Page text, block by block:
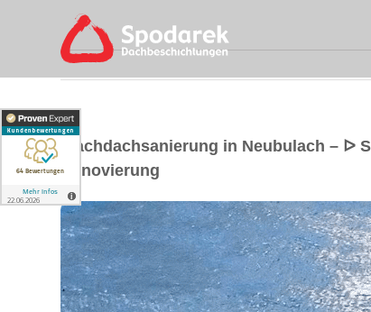
Flachdachsanierung in Neubulach – ᐅ
Renovierung